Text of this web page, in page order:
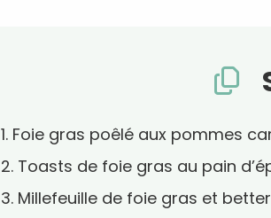
1. Foie gras poêlé aux pommes
2. Toasts de foie gras au pain
3. Millefeuille de foie gras et